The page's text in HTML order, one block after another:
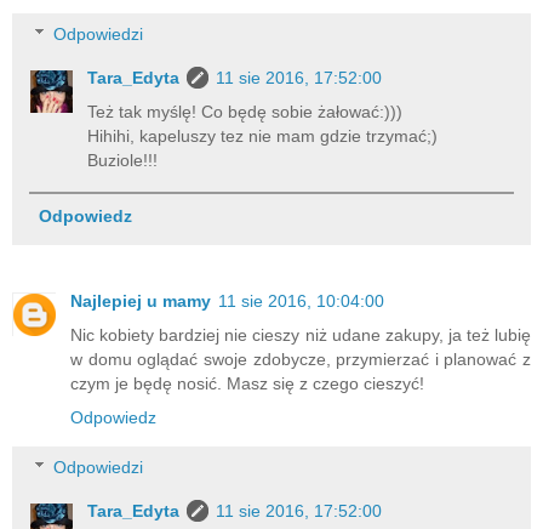
Odpowiedzi
Tara_Edyta
11 sie 2016, 17:52:00
Też tak myślę! Co będę sobie żałować:)))
Hihihi, kapeluszy tez nie mam gdzie trzymać;)
Buziole!!!
Odpowiedz
Najlepiej u mamy 11 sie 2016, 10:04:00
Nic kobiety bardziej nie cieszy niż udane zakupy, ja też lubię
w domu oglądać swoje zdobycze, przymierzać i planować z
czym je będę nosić. Masz się z czego cieszyć!
Odpowiedz
Odpowiedzi
Tara_Edyta
11 sie 2016, 17:52:00